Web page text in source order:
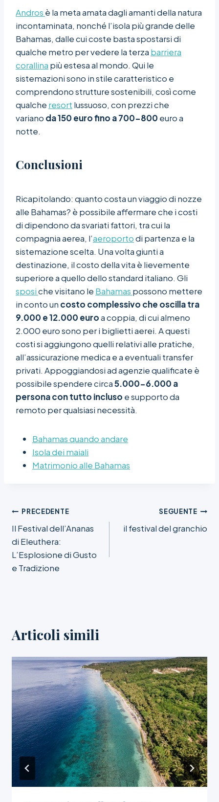
Andros è la meta amata dagli amanti della natura
incontaminata, nonché l’isola più grande delle
Bahamas, dalle cui coste basta spostarsi di
qualche metro per vedere la terza barriera
corallina più estesa al mondo. Qui le
sistemazioni sono in stile caratteristico e
comprendono strutture sostenibili, così come
qualche resort lussuoso, con prezzi che
variano da 150 euro fino a 700-800 euro a
notte.
Conclusioni
Ricapitolando: quanto costa un viaggio di nozze
alle Bahamas? è possibile affermare che i costi
di dipendono da svariati fattori, tra cui la
compagnia aerea, l’aeroportodi partenza e la
sistemazione scelta. Una volta giunti a
destinazione, il costo della vita è lievemente
superiore a quello dello standard italiano. Gli
sposiche visitano le Bahamas possono mettere
in conto un costo complessivo che oscilla tra
9.000 e 12.000 euroa coppia, di cui almeno
2.000 euro sono per i biglietti aerei. A questi
costi si aggiungono quelli relativi alle pratiche,
all’assicurazione medica e a eventuali transfer
privati. Appoggiandosi ad agenzie qualificate è
possibile spendere circa5.000-6.000 a
persona con tutto incluso e supporto da
remoto per qualsiasi necessità.
Bahamas quando andare
Isola dei maiali
Matrimonio alle Bahamas
Navigazione
articoli
PRECEDENTE
Il Festival dell’Ananas
di Eleuthera:
L’Esplosione di Gusto
e Tradizione
SEGUENTE
il festival del granchio
Articoli simili